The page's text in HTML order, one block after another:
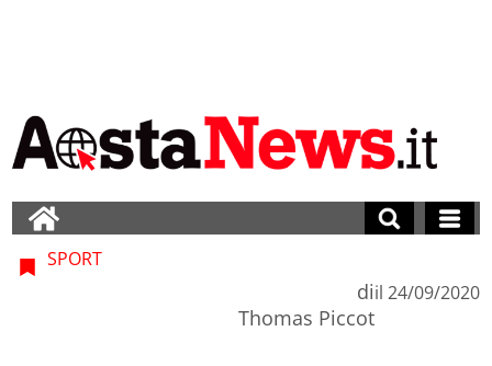
SPORT
di
Thomas Piccot
il 24/09/2020